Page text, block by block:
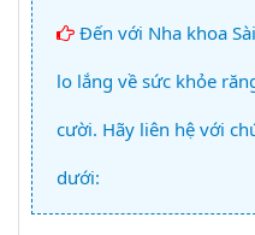
Đến với Nha khoa
lo lắng về sức khỏe
cười. Hãy liên hệ với
dưới: